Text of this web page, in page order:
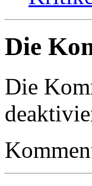
Die
Die